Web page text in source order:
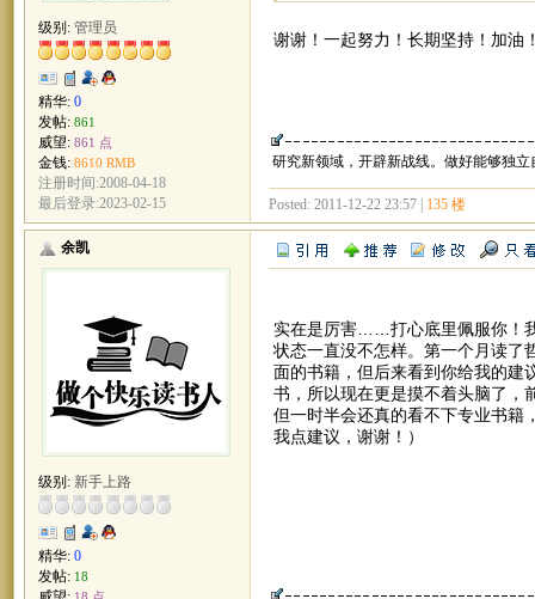
级别: 管理员
精华: 0
发帖: 861
威望: 861 点
金钱: 8610 RMB
注册时间:2008-04-18
最后登录:2023-02-15
谢谢！一起努力！长期坚持！加油
研究新领域，开辟新战线。做好能够独
Posted: 2011-12-22 23:57 | 135 楼
余凯
级别: 新手上路
精华: 0
发帖: 18
实在是厉害……打心底里佩服你！
状态一直没不怎样。第一个月读了
面的书籍，但后来看到你给我的建
书，所以现在更是摸不着头脑了，
但一时半会还真的看不下专业书籍
我点建议，谢谢！）